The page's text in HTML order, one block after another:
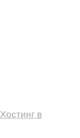
Хостинг в